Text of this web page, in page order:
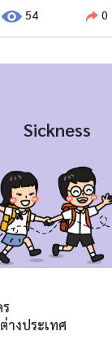
54 0
Sickness
างประเทศ